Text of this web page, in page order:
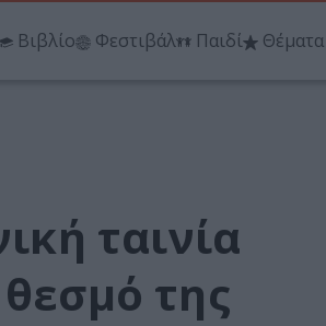
Βιβλίο Φεστιβάλ Παιδί Θέματα
ταινία
της